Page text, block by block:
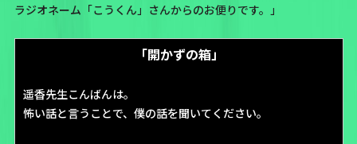
ラジオネーム 「こうくん」 さんからのお便りです。」
「開かずの箱」
遥香先生こんばんは。
怖い話と言うことで、僕の話を聞いてください。